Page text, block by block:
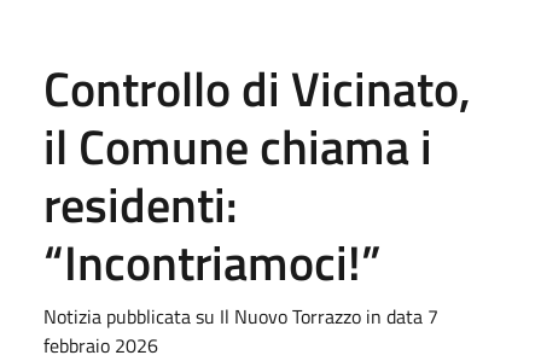
Controllo di Vicinato,
il Comune chiama i
residenti:
“Incontriamoci!”
Notizia pubblicata su Il Nuovo Torrazzo in data 7
febbraio 2026